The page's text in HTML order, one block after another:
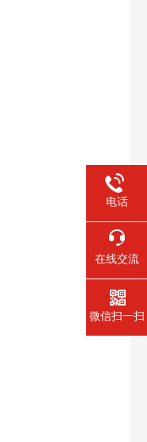
电话
在线交流
微信扫一扫